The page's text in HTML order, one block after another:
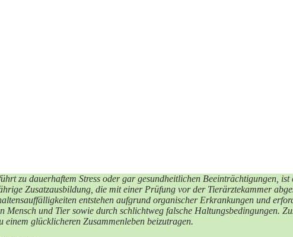
zu dauerhaftem Stress oder gar gesundheitlichen Beeinträchtigungen,
Zusatzausbildung, die mit einer Prüfung vor der Tierärztekammer
entstehen aufgrund organischer Erkrankungen und
Mensch und Tier sowie durch schlichtweg falsche Haltungsbedingungen.
glücklicheren Zusammenleben beizutragen.